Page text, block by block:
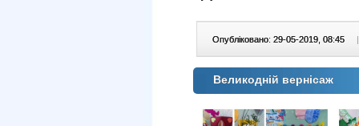
Опубліковано: 29-05-2019, 08:45 |
Великодній вернісаж